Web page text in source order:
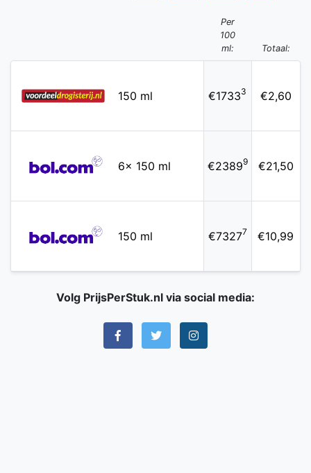
Per
100
ml:
Totaal:
150 ml €17333 €2,60
6x 150 ml €23899 €21,50
150 ml €73277 €10,99
Volg PrijsPerStuk.nl via social media: